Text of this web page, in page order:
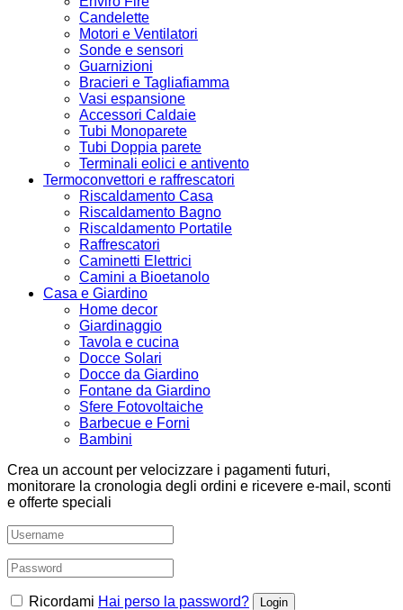
Candelette
Motori e Ventilatori
Sonde e sensori
Guarnizioni
Bracieri e Tagliafiamma
Vasi espansione
Accessori Caldaie
Tubi Monoparete
Tubi Doppia parete
Terminali eolici e antivento
Termoconvettori e raffrescatori
Riscaldamento Casa
Riscaldamento Bagno
Riscaldamento Portatile
Raffrescatori
Caminetti Elettrici
Camini a Bioetanolo
Casa e Giardino
Home decor
Giardinaggio
Tavola e cucina
Docce Solari
Docce da Giardino
Fontane da Giardino
Sfere Fotovoltaiche
Barbecue e Forni
Bambini
Crea un account per velocizzare i pagamenti futuri,
monitorare la cronologia degli ordini e ricevere e-mail, sconti
e offerte speciali
Ricordami Hai perso la password?